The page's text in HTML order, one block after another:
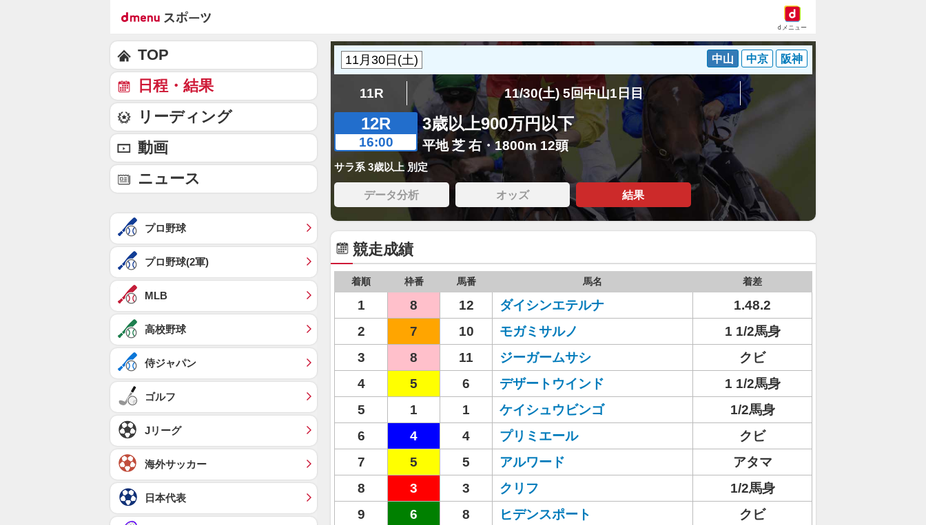
dメニュー
中山 中京 阪神
11R 11/30(土) 5回中山1日目
12R
16:00
3歳以上900万円以下
平地 芝 右・1800m 12頭
サラ系 3歳以上 別定
データ分析 オッズ 結果
競走成績
着順 枠番 馬番 馬名 着差
1 8 12 ダイシンエテルナ
1.48.2
2
7 10 モガミサルノ
1 1/2馬身
3
8 11 ジーガームサシ
クビ
4
5 6 デザートウインド
1 1/2馬身
5
1 1 ケイシュウビンゴ
1/2馬身
6
4 4 プリミエール
クビ
7
5 5 アルワード
アタマ
8
3 3 クリフ
1/2馬身
9
6 8 ヒデンスポート
クビ
TOP
日程・結果
リーディング
動画
ニュース
プロ野球
プロ野球(2軍)
MLB
高校野球
侍ジャパン
ゴルフ
Jリーグ
海外サッカー
日本代表